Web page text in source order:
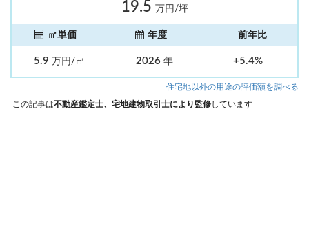
19.5 万円/坪
㎡単価 年度 前年比
5.9 万円/㎡ 2026 年 +5.4%
住宅地以外の用途の評価額を調べる
この記事は不動産鑑定士、宅地建物取引士により監修しています